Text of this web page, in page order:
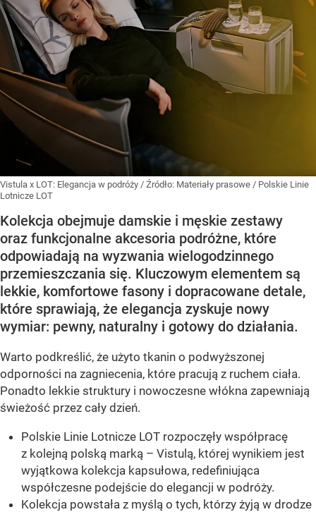
Vistula x LOT: Elegancja w podróży / Źródło: Materiały prasowe / Polskie Linie
Lotnicze LOT
Kolekcja obejmuje damskie i męskie zestawy
oraz funkcjonalne akcesoria podróżne, które
odpowiadają na wyzwania wielogodzinnego
przemieszczania się. Kluczowym elementem są
lekkie, komfortowe fasony i dopracowane detale,
które sprawiają, że elegancja zyskuje nowy
wymiar: pewny, naturalny i gotowy do działania.
Warto podkreślić, że użyto tkanin o podwyższonej
odporności na zagniecenia, które pracują z ruchem ciała.
Ponadto lekkie struktury i nowoczesne włókna zapewniają
świeżość przez cały dzień.
Polskie Linie Lotnicze LOT rozpoczęły współpracę
z kolejną polską marką – Vistulą, której wynikiem jest
wyjątkowa kolekcja kapsułowa, redefiniująca
współczesne podejście do elegancji w podróży.
Kolekcja powstała z myślą o tych, którzy żyją w drodze